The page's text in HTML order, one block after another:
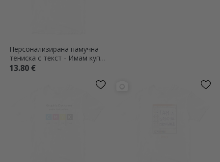
Персонализирана памучна
тениска с текст - Имам куп
пари
13.80 €